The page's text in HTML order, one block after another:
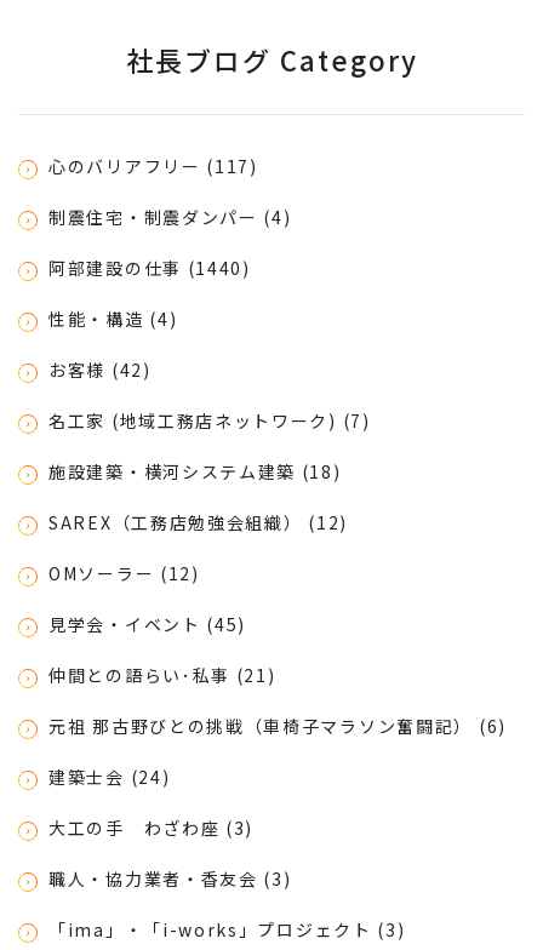
社長ブログ Category
心のバリアフリー (117)
制震住宅・制震ダンパー (4)
阿部建設の仕事 (1440)
性能・構造 (4)
お客様 (42)
名工家 (地域工務店ネットワーク) (7)
施設建築・横河システム建築 (18)
SAREX（工務店勉強会組織） (12)
OMソーラー (12)
見学会・イベント (45)
仲間との語らい･私事 (21)
元祖 那古野びとの挑戦（車椅子マラソン奮闘記） (6)
建築士会 (24)
大工の手 わざわ座 (3)
職人・協力業者・香友会 (3)
「ima」・「i-works」プロジェクト (3)